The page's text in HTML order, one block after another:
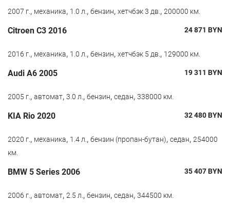
2007 г., механика, 1.0 л., бензин, хетчбэк 3 дв., 200000 км.
Citroen C3 2016 24 871 BYN
2016 г., механика, 1.0 л., бензин, хетчбэк 5 дв., 129000 км.
Audi A6 2005 19 311 BYN
2005 г., автомат, 3.0 л., бензин, седан, 338000 км.
KIA Rio 2020 32 480BYN
2020 г., механика, 1.4 л., бензин (пропан-бутан), седан, 254000
км.
BMW 5 Series 2006 35 407BYN
2006 г., автомат, 2.5 л., бензин, седан, 344500 км.